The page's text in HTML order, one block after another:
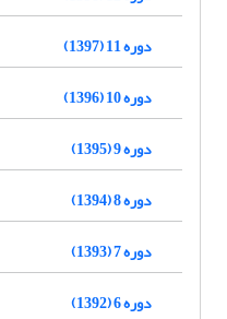
دوره 11 (1397)
دوره 10 (1396)
دوره 9 (1395)
دوره 8 (1394)
دوره 7 (1393)
دوره 6 (1392)